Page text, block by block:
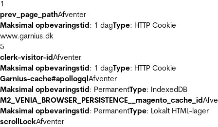
1
prev_page_pathAfventer
Maksimal opbevaringstid: 1 dagType: HTTP Cookie
www.garnius.dk
5
clerk-visitor-idAfventer
Maksimal opbevaringstid: 1 dagType: HTTP Cookie
Garnius-cache#apollogqlAfventer
Maksimal opbevaringstid: PermanentType: IndexedDB
M2_VENIA_BROWSER_PERSISTENCE__magento_cache_id
Maksimal opbevaringstid: PermanentType: Lokalt HTML-lager
scrollLockAfventer